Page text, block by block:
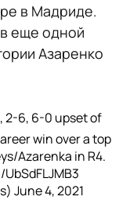
в Мадриде.
еще одной
Азаренко
2-6, 6-0 upset of
win over a top
Azarenka in R4.
June 4, 2021